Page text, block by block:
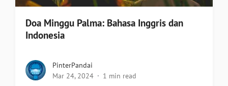
Doa Minggu Palma: Bahasa Inggris dan
Indonesia
PinterPandai
Mar 24, 2024
1 min read